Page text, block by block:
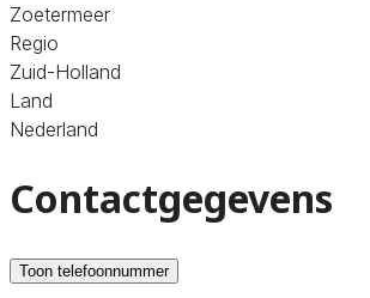
Zoetermeer
Regio
Zuid-Holland
Land
Nederland
Contactgegevens
Toon telefoonnummer